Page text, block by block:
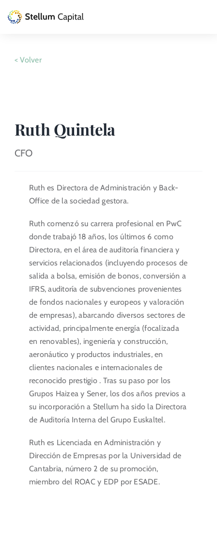
Artizarra Fundazioa
ESG
Actualidad
Portal del Inversor
< Volver
Ruth Quintela
CFO
Ruth es Directora de Administración y Back-
Office de la sociedad gestora.
Ruth comenzó su carrera profesional en PwC
donde trabajó 18 años, los últimos 6 como
Directora, en el área de auditoría financiera y
servicios relacionados (incluyendo procesos de
salida a bolsa, emisión de bonos, conversión a
IFRS, auditoría de subvenciones provenientes
de fondos nacionales y europeos y valoración
de empresas), abarcando diversos sectores de
actividad, principalmente energía (focalizada
en renovables), ingeniería y construcción,
aeronáutico y productos industriales, en
clientes nacionales e internacionales de
reconocido prestigio . Tras su paso por los
Grupos Haizea y Sener, los dos años previos a
su incorporación a Stellum ha sido la Directora
de Auditoría Interna del Grupo Euskaltel.
Ruth es Licenciada en Administración y
Dirección de Empresas por la Universidad de
Cantabria, número 2 de su promoción,
miembro del ROAC y EDP por ESADE.